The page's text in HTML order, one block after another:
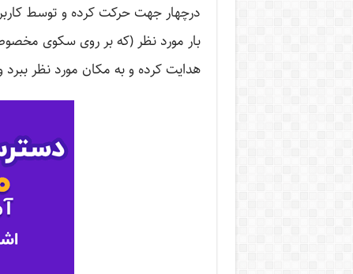
درچهار جهت حرکت کرده و توسط
بار مورد نظر (که بر روی سکوی
هدایت کرده و به مکان مورد نظر ببرد